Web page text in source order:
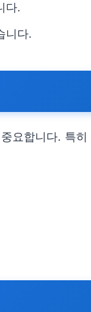
다.
니다.
요합니다. 특